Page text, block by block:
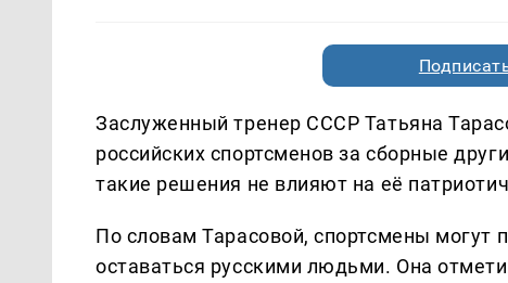
Заслуженный тренер СССР Татьяна
российских спортсменов за сборные
такие решения не влияют на её
По словам Тарасовой, спортсмены могут
оставаться русскими людьми. Она